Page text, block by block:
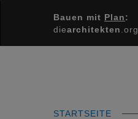
Bauen mit Plan:
diearchitekten .org
STARTSEITE